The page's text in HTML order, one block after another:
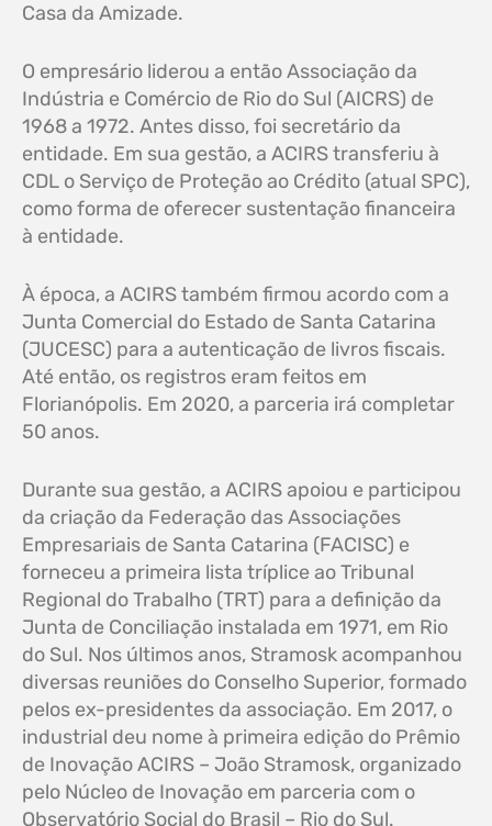
Casa da Amizade.
O empresário liderou a então Associação da
Indústria e Comércio de Rio do Sul (AICRS) de
1968 a 1972. Antes disso, foi secretário da
entidade. Em sua gestão, a ACIRS transferiu à
CDL o Serviço de Proteção ao Crédito (atual SPC),
como forma de oferecer sustentação financeira
à entidade.
À época, a ACIRS também firmou acordo com a
Junta Comercial do Estado de Santa Catarina
(JUCESC) para a autenticação de livros fiscais.
Até então, os registros eram feitos em
Florianópolis. Em 2020, a parceria irá completar
50 anos.
Durante sua gestão, a ACIRS apoiou e participou
da criação da Federação das Associações
Empresariais de Santa Catarina (FACISC) e
forneceu a primeira lista tríplice ao Tribunal
Regional do Trabalho (TRT) para a definição da
Junta de Conciliação instalada em 1971, em Rio
do Sul. Nos últimos anos, Stramosk acompanhou
diversas reuniões do Conselho Superior, formado
pelos ex-presidentes da associação. Em 2017, o
industrial deu nome à primeira edição do Prêmio
de Inovação ACIRS – João Stramosk, organizado
pelo Núcleo de Inovação em parceria com o
Observatório Social do Brasil – Rio do Sul.